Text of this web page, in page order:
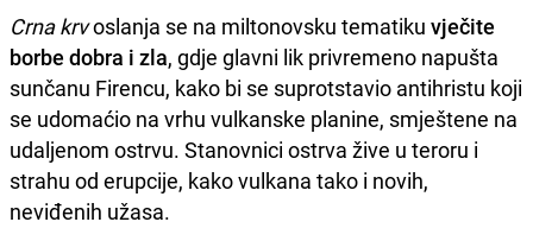
Crna krvoslanja se na miltonovsku tematiku vječite
borbe dobra i zla, gdje glavni lik privremeno napušta
sunčanu Firencu, kako bi se suprotstavio antihristu koji
se udomaćio na vrhu vulkanske planine, smještene na
udaljenom ostrvu. Stanovnici ostrva žive u teroru i
strahu od erupcije, kako vulkana tako i novih,
neviđenih užasa.